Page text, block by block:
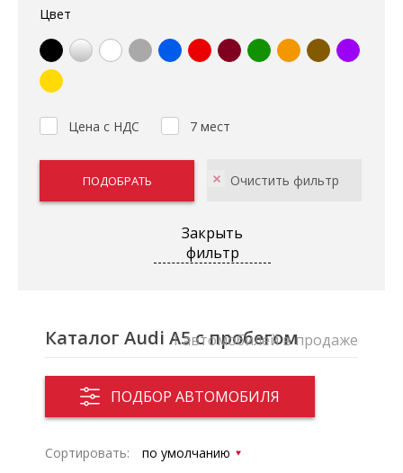
Цвет
Цена с НДС 7 мест
Закрыть
фильтр
Каталог Audi A5 с пробегом
ПОДБОР АВТОМОБИЛЯ
1 автомобилей в продаже
Сортировать: